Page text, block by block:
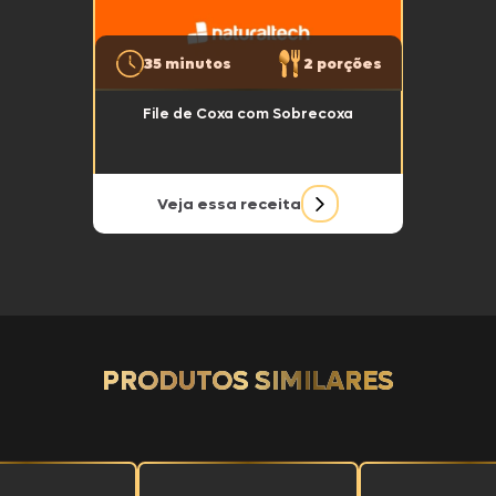
35 minutos 2 porções
File de Coxa com Sobrecoxa
Veja essa receita
PRODUTOS SIMILARES